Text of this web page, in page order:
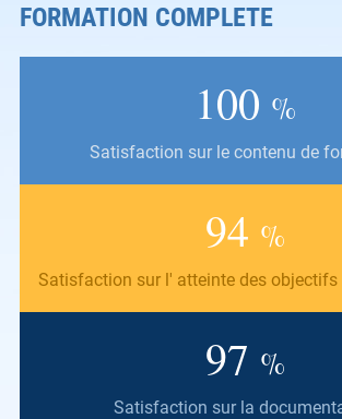
FORMATION COMPLETE
100 %
Satisfaction sur le contenu de
94 %
Satisfaction sur l' atteinte des
97 %
Satisfaction sur la